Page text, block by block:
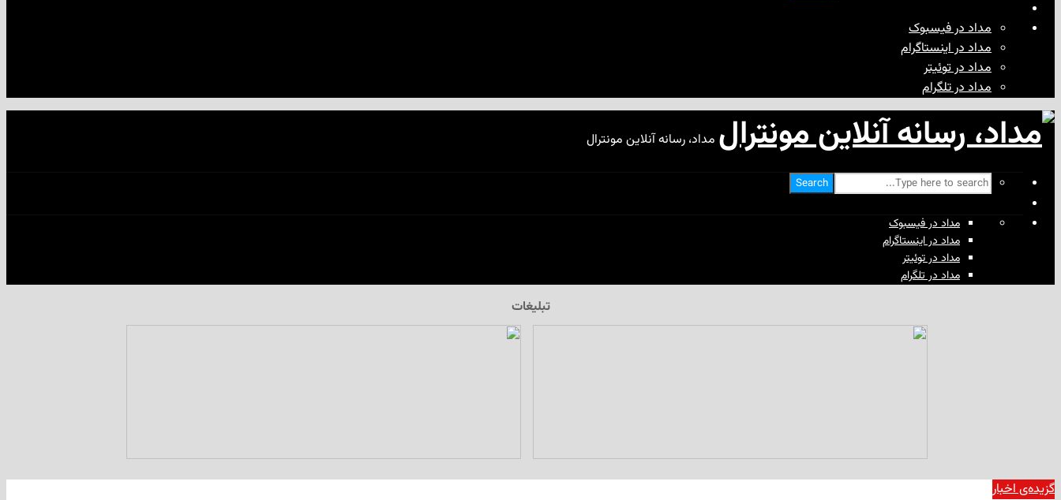
مداد در فیسبوک
مداد در اینستاگرام
مداد در توئیتر
مداد در تلگرام
مداد، رسانه آنلاین مونترال
Search
مداد در فیسبوک
مداد در اینستاگرام
مداد در توئیتر
مداد در تلگرام
تبلیغات
گزیده‌ی‌ اخبار